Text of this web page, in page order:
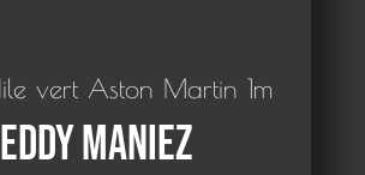
vert Aston Martin 1m
Eddy Maniez